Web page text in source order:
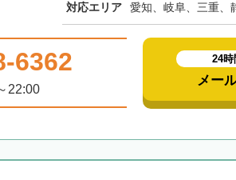
対応エリア 愛知、岐阜、三重、
6362
22:00
24時
メー